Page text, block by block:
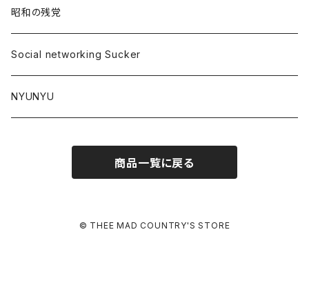
昭和の残党
Social networking Sucker
NYUNYU
商品一覧に戻る
© THEE MAD COUNTRY'S STORE